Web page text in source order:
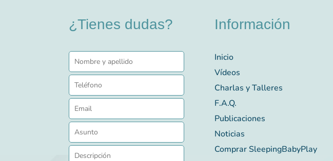
¿Tienes dudas? Información
Inicio
Vídeos
Charlas y Talleres
F.A.Q.
Publicaciones
Noticias
Comprar SleepingBabyPlay